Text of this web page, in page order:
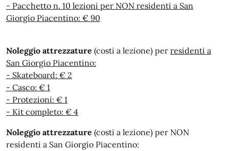
- Pacchetto n. 10 lezioni per NON residenti a San
Giorgio Piacentino: € 90
Noleggio attrezzature (costi a lezione) per residenti a
San Giorgio Piacentino:
- Skateboard: € 2
- Casco: € 1
- Protezioni: € 1
- Kit completo: € 4
Noleggio attrezzature (costi a lezione) per NON
residenti a San Giorgio Piacentino: